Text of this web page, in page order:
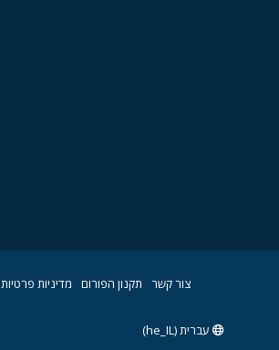
צור קשר תקנון הפורום מדיניות פרטיות
עברית (he_IL)